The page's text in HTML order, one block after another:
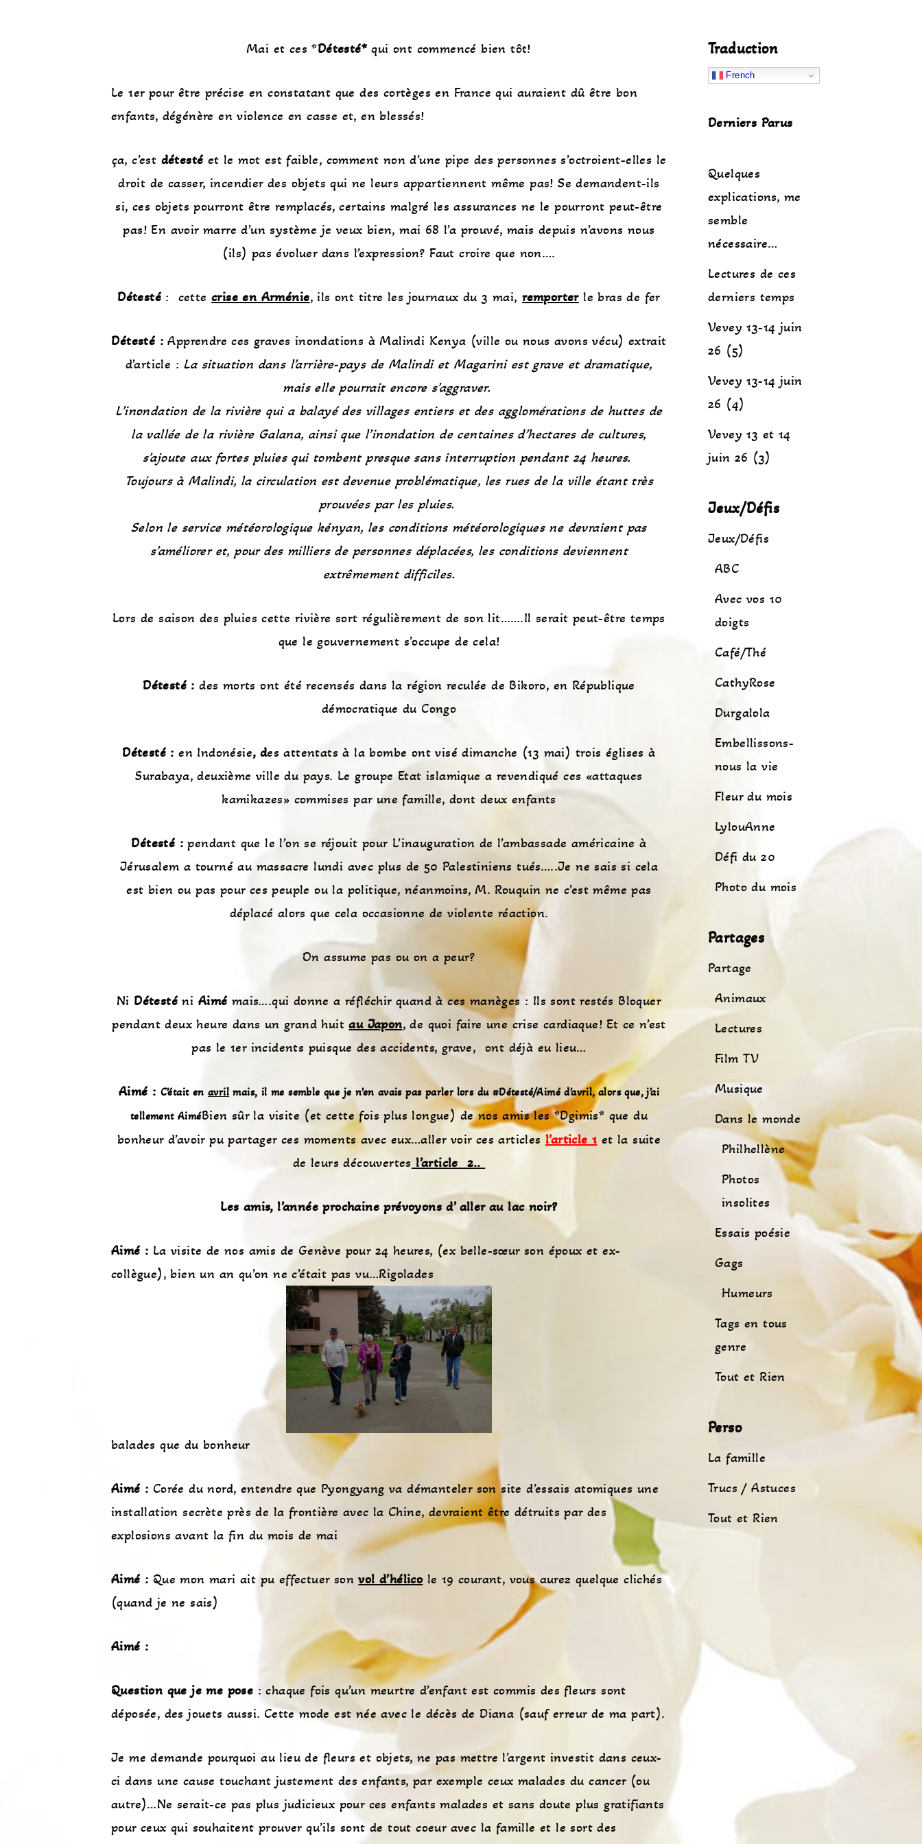
Mai et ces *Détesté* qui ont commencé bien tôt!
Le 1er pour être précise en constatant que des cortèges en France qui auraient dû être bon
enfants, dégénère en violence en casse et, en blessés!
ça, c’est détesté et le mot est faible, comment non d’une pipe des personnes s’octroient-elles le
droit de casser, incendier des objets qui ne leurs appartiennent même pas! Se demandent-ils
si, ces objets pourront être remplacés, certains malgré les assurances ne le pourront peut-être
pas! En avoir marre d’un système je veux bien, mai 68 l’a prouvé, mais depuis n’avons nous
(ils) pas évoluer dans l’expression? Faut croire que non….
Détesté : cettecrise en Arménie, ils ont titre les journaux du 3 mai, remporterle bras de fer
Détesté :Apprendre ces graves inondations à Malindi Kenya (ville ou nous avons vécu) extrait
d’article : La situation dans l’arrière-pays de Malindi et Magarini est grave et dramatique,
mais elle pourrait encore s’aggraver.
L’inondation de la rivière qui a balayé des villages entiers et des agglomérations de huttes de
la vallée de la rivière Galana, ainsi que l’inondation de centaines d’hectares de cultures,
s’ajoute aux fortes pluies qui tombent presque sans interruption pendant 24 heures.
Toujours à Malindi, la circulation est devenue problématique, les rues de la ville étant très
prouvées par les pluies.
Selon le service météorologique kényan, les conditions météorologiques ne devraient pas
s’améliorer et, pour des milliers de personnes déplacées, les conditions deviennent
extrêmement difficiles.
Lors de saison des pluies cette rivière sort régulièrement de son lit…….Il serait peut-être temps
que le gouvernement s’occupe de cela!
Détesté :des morts ont été recensés dans la région reculée de Bikoro, en République
démocratique du Congo
Détesté :en Indonésie, des attentats à la bombe ont visé dimanche (13 mai) trois églises à
Surabaya, deuxième ville du pays. Le groupe Etat islamique a revendiqué ces «attaques
kamikazes» commises par une famille, dont deux enfants
Détesté :pendant que le l’on se réjouit pour L’inauguration de l’ambassade américaine à
Jérusalem a tourné au massacre lundi avec plus de 50 Palestiniens tués…..Je ne sais si cela
est bien ou pas pour ces peuple ou la politique, néanmoins, M. Rouquin ne c’est même pas
déplacé alors que cela occasionne de violente réaction.
On assume pas ou on a peur?
Ni Détesté ni Aimé mais….qui donne a réfléchir quand à ces manèges : Ils sont restés Bloquer
pendant deux heure dans un grand huitau Japon, de quoi faire une crise cardiaque! Et ce n’est
pas le 1er incidents puisque des accidents, grave, ont déjà eu lieu…
Aimé : C’était enavril mais, il me semble que je n’en avais pas parler lors du #Détesté/Aimé d’avril, alors que, j’ai
tellement AiméBien sûr la visite (et cette fois plus longue) de nos amis les *Dgimis* que du
bonheur d’avoir pu partager ces moments avec eux…aller voir ces articles l’article 1 et la suite
de leurs découvertes l’article 2..
Les amis, l’année prochaine prévoyons d’ aller au lac noir?
Aimé : La visite de nos amis de Genève pour 24 heures, (ex belle-sœur son époux et ex-
collègue), bien un an qu’on ne c’était pas vu…Rigolades
balades que du bonheur
Aimé : Corée du nord, entendre que Pyongyang va démanteler son site d’essais atomiques une
installation secrète près de la frontière avec la Chine, devraient être détruits par des
explosions avant la fin du mois de mai
Aimé : Que mon mari ait pu effectuer son vol d’hélico le 19 courant, vous aurez quelque clichés
(quand je ne sais)
Aimé :
Question que je me pose : chaque fois qu’un meurtre d’enfant est commis des fleurs sont
déposée, des jouets aussi. Cette mode est née avec le décès de Diana (sauf erreur de ma part).
Je me demande pourquoi au lieu de fleurs et objets, ne pas mettre l’argent investit dans ceux-
ci dans une cause touchant justement des enfants, par exemple ceux malades du cancer (ou
autre)…Ne serait-ce pas plus judicieux pour ces enfants malades et sans doute plus gratifiants
pour ceux qui souhaitent prouver qu’ils sont de tout coeur avec la famille et le sort des
Traduction
French
Derniers Parus
Quelques
explications, me
semble
nécessaire…
Lectures de ces
derniers temps
Vevey 13-14 juin
26 (5)
Vevey 13-14 juin
26 (4)
Vevey 13 et 14
juin 26 (3)
Jeux/Défis
Jeux/Défis
ABC
Avec vos 10
doigts
Café/Thé
CathyRose
Durgalola
Embellissons-
nous la vie
Fleur du mois
LylouAnne
Défi du 20
Photo du mois
Partages
Partage
Animaux
Lectures
Film TV
Musique
Dans le monde
Philhellène
Photos
insolites
Essais poésie
Gags
Humeurs
Tags en tous
genre
Tout et Rien
Perso
La famille
Trucs / Astuces
Tout et Rien